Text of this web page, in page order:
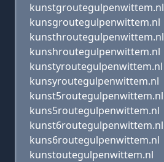
kunstgroutegulpenwittem.nl
kunsgroutegulpenwittem.nl
kunsthroutegulpenwittem.nl
kunshroutegulpenwittem.nl
kunstyroutegulpenwittem.nl
kunsyroutegulpenwittem.nl
kunst5routegulpenwittem.nl
kuns5routegulpenwittem.nl
kunst6routegulpenwittem.nl
kuns6routegulpenwittem.nl
kunstoutegulpenwittem.nl